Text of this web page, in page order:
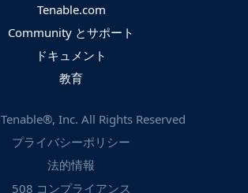
Tenable.com
Community とサポート
ドキュメント
教育
Tenable®, Inc. All Rights Reserved
プライバシーポリシー
法的情報
508 コンプライアンス